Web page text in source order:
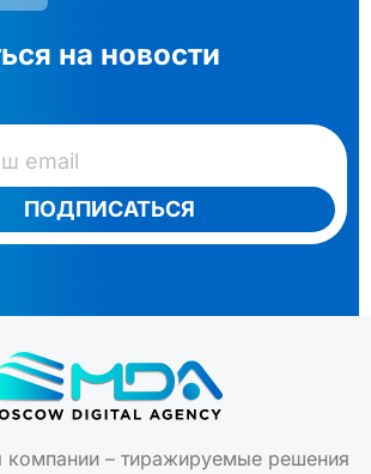
на новости
ПОДПИСАТЬСЯ
компании – тиражируемые решения